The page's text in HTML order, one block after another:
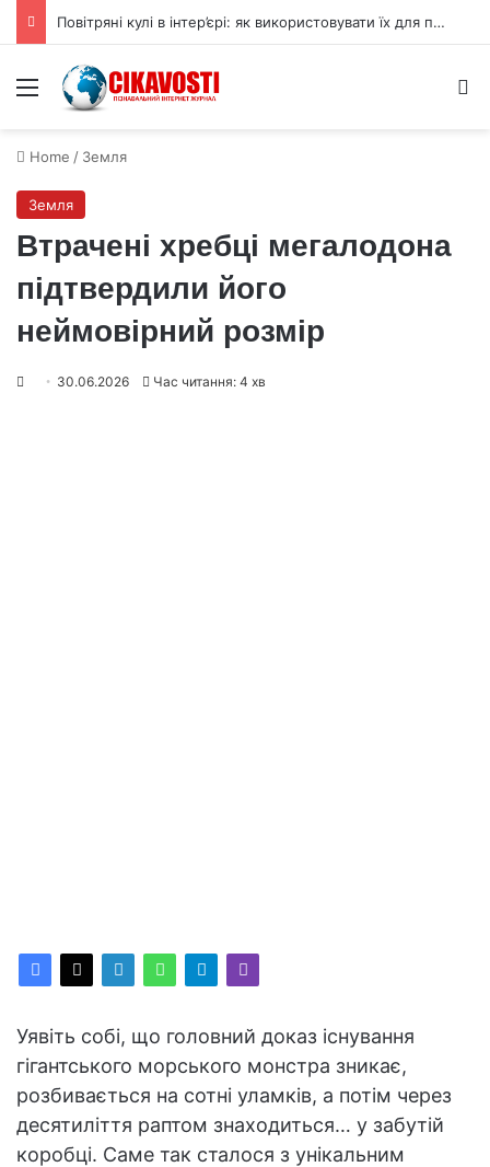
Повітряні кулі в інтер’єрі: як використовувати їх для прикраси
Menu
Home / Земля
Земля
Втрачені хребці мегалодона
підтвердили його
неймовірний розмір
30.06.2026 Час читання: 4 хв
Уявіть собі, що головний доказ існування
гігантського морського монстра зникає,
розбивається на сотні уламків, а потім через
десятиліття раптом знаходиться… у забутій
коробці. Саме так сталося з унікальним